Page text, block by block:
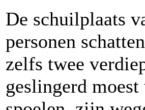
De schuilplaats
personen
zelfs twee
geslingerd